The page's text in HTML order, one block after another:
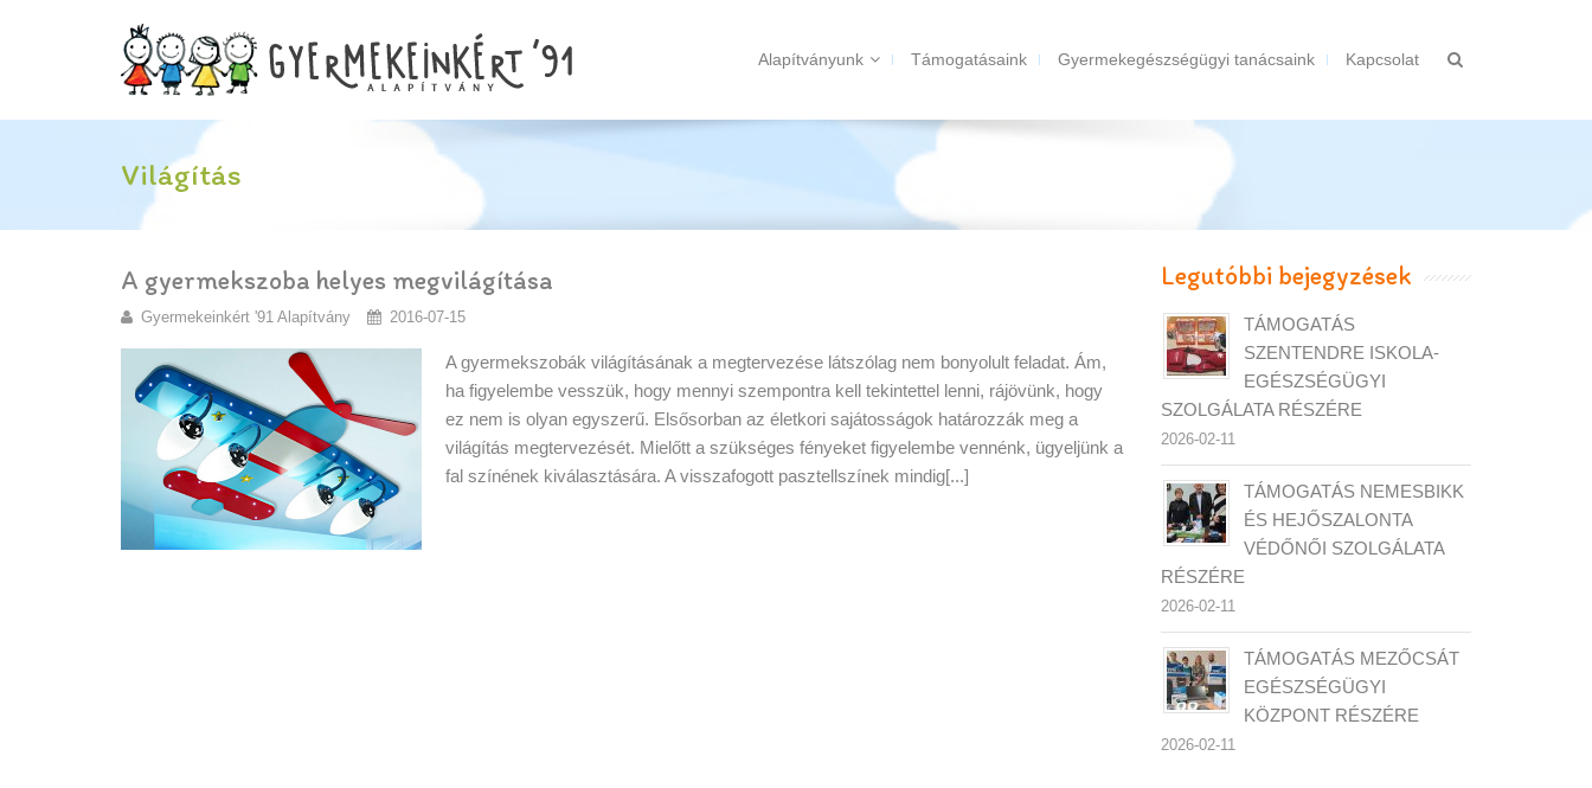
Alapítványunk Támogatásaink Gyermekegészségügyi tanácsaink Kapcsolat
Világítás
A gyermekszoba helyes megvilágítása
Gyermekeinkért '91 Alapítvány 2016-07-15
A gyermekszobák világításának a megtervezése látszólag nem bonyolult feladat. Ám,
ha figyelembe vesszük, hogy mennyi szempontra kell tekintettel lenni, rájövünk, hogy
ez nem is olyan egyszerű. Elsősorban az életkori sajátosságok határozzák meg a
világítás megtervezését. Mielőtt a szükséges fényeket figyelembe vennénk, ügyeljünk a
fal színének kiválasztására. A visszafogott pasztellszínek mindig[...]
Legutóbbi bejegyzések
TÁMOGATÁS
SZENTENDRE ISKOLA-
EGÉSZSÉGÜGYI
SZOLGÁLATA RÉSZÉRE
2026-02-11
TÁMOGATÁS NEMESBIKK
ÉS HEJŐSZALONTA
VÉDŐNŐI SZOLGÁLATA
RÉSZÉRE
2026-02-11
TÁMOGATÁS MEZŐCSÁT
EGÉSZSÉGÜGYI
KÖZPONT RÉSZÉRE
2026-02-11